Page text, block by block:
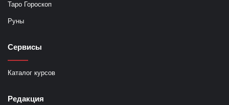
Таро Гороскоп
Руны
Сервисы
Каталог курсов
Редакция